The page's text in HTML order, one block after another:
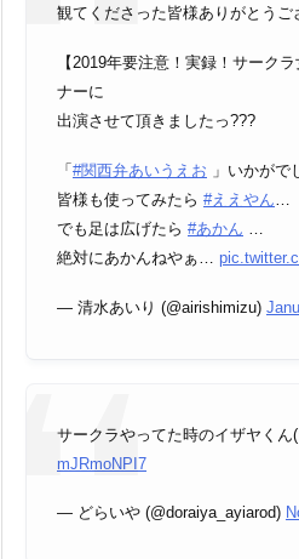
観てくださった皆様ありがとうご
【2019年要注意！実録！サーク
ナーに
出演させて頂きましたっ???
「 #関西弁あいうえお 」いかがで
皆様も使ってみたら #ええやん
でも足は広げたら #あかん
絶対にあかんねやぁ…
— 清水あいり (@airishimizu)
サークラやってた時のイザヤくん
mJRmoNPI7
— どらいや (@doraiya_ayiarod)